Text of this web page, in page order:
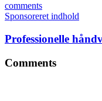
comments
Sponsoreret indhold
Professionelle
Comments